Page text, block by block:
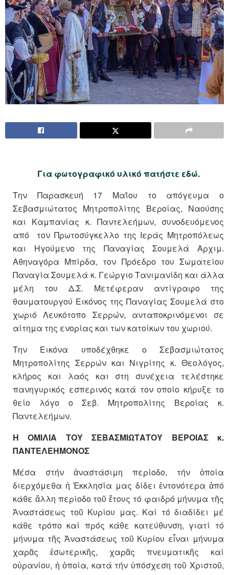
Για φωτογραφικό υλικό πατήστε εδώ.
Την Παρασκευή 17 Μαΐου το απόγευμα ο
Σεβασμιώτατος Μητροπολίτης Βεροίας, Ναούσης
και Καμπανίας κ. Παντελεήμων, συνοδευόμενος
από τον Πρωτοσύγκελλο της Ιεράς Μητροπόλεως
και Ηγούμενο της Παναγίας Σουμελά Αρχιμ.
Αθηναγόρα Μπίρδα, τον Πρόεδρο του Σωματείου
Παναγία Σουμελά κ. Γεώργιο Τανιμανίδη και άλλα
μέλη του Δ.Σ. Μετέφεραν αντίγραφο της
θαυματουργού Εικόνος της Παναγίας Σουμελά στο
χωριό Λευκότοπο Σερρών, ανταποκρινόμενοι σε
αίτημα της ενορίας και των κατοίκων του χωριού.
Την Εικόνα υποδέχθηκε ο Σεβασμιώτατος
Μητροπολίτης Σερρών και Νιγρίτης κ. Θεολόγος,
κλήρος και λαός και στη συνέχεια τελέστηκε
πανηγυρικός εσπερινός κατά τον οποίο κήρυξε το
θείο λόγο ο Σεβ. Μητροπολίτης Βεροίας κ.
Παντελεήμων.
Η ΟΜΙΛΙΑ ΤΟΥ ΣΕΒΑΣΜΙΩΤΑΤΟΥ ΒΕΡΟΙΑΣ κ.
ΠΑΝΤΕΛΕΗΜΟΝΟΣ
Μέσα στήν ἀναστάσιμη περίοδο, τήν ὁποία
διερχόμεθα ἡ Ἐκκλησία μας δίδει ἐντονότερα ἀπό
κάθε ἄλλη περίοδο τοῦ ἔτους τό φαιδρό μήνυμα τῆς
Ἀναστάσεως τοῦ Κυρίου μας. Καί τό διαδίδει μέ
κάθε τρόπο καί πρός κάθε κατεύθυνση, γιατί τό
μήνυμα τῆς Ἀναστάσεως τοῦ Κυρίου εἶναι μήνυμα
χαρᾶς ἐσωτερικῆς, χαρᾶς πνευματικῆς καί
οὐρανίου, ἡ ὁποία, κατά τήν ὑπόσχεση τοῦ Χριστοῦ,